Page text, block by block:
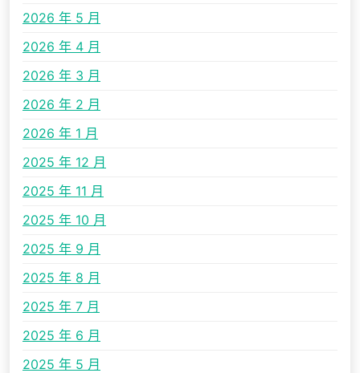
2026 年 5 月
2026 年 4 月
2026 年 3 月
2026 年 2 月
2026 年 1 月
2025 年 12 月
2025 年 11 月
2025 年 10 月
2025 年 9 月
2025 年 8 月
2025 年 7 月
2025 年 6 月
2025 年 5 月